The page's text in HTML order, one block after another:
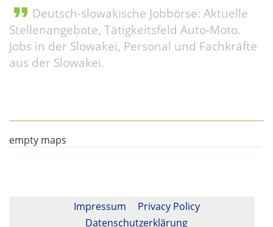
format_quote Deutsch-slowakische Jobbörse: Aktuelle
Stellenangebote, Tätigkeitsfeld Auto-Moto.
Jobs in der Slowakei, Personal und Fachkräfte
aus der Slowakei.
empty maps
Impressum
Privacy Policy
Datenschutzerklärung